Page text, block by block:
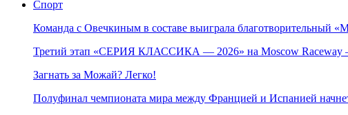
Спорт
Команда с Овечкиным в составе выиграла благотворительный
Третий этап «СЕРИЯ КЛАССИКА — 2026» на Moscow Raceway
Загнать за Можай? Легко!
Полуфинал чемпионата мира между Францией и Испанией